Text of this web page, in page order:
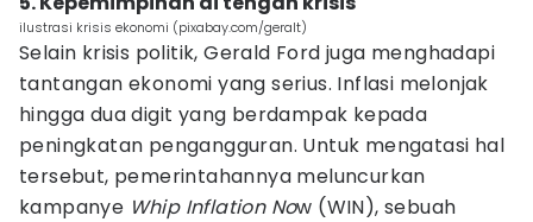
ilustrasi krisis ekonomi (pixabay.com/geralt)
Selain krisis politik, Gerald Ford juga menghadapi
tantangan ekonomi yang serius. Inflasi melonjak
hingga dua digit yang berdampak kepada
peningkatan pengangguran. Untuk mengatasi hal
tersebut, pemerintahannya meluncurkan
kampanye Whip Inflation Now (WIN), sebuah